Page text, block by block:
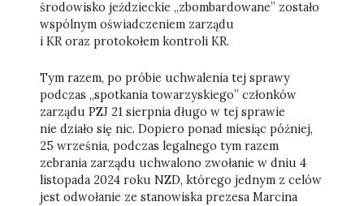
środowisko jeździeckie „zbombardowane” zostało
wspólnym oświadczeniem zarządu
i KR oraz protokołem kontroli KR.
Tym razem, po próbie uchwalenia tej sprawy
podczas „spotkania towarzyskiego” członków
zarządu PZJ 21 sierpnia długo w tej sprawie
nie działo się nic. Dopiero ponad miesiąc później,
25 września, podczas legalnego tym razem
zebrania zarządu uchwalono zwołanie w dniu 4
listopada 2024 roku NZD, którego jednym z celów
jest odwołanie ze stanowiska prezesa Marcina